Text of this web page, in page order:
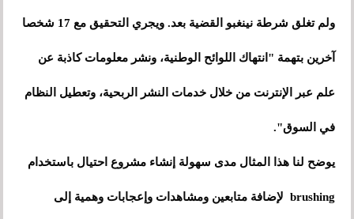
ولم تغلق شرطة نينغبو القضية بعد. ويجري التحقيق مع 17 شخصا
آخرين بتهمة "انتهاك اللوائح الوطنية، ونشر معلومات كاذبة عن
علم عبر الإنترنت من خلال خدمات النشر الربحية، وتعطيل النظام
في السوق".
يوضح لنا هذا المثال مدى سهولة إنشاء مشروع احتيال باستخدام
brushing لإضافة متابعين ومشاهدات وإعجابات وهمية إلى